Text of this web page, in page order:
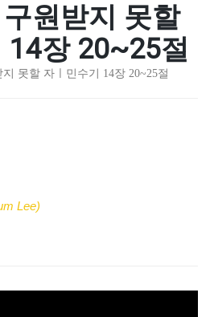
원받지 못할
14장 20~25절
못할 자ㅣ민수기 14장 20~25절
Lee)